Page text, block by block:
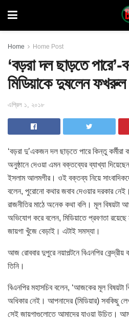
Home Home Post
‘বড়রা দল ছাড়তে পারে’-
মিডিয়াকে দুষলেন ফখরুল
এপ্রিল ১, ২০১৮
‘বড়রা দু’একজন দল ছাড়তে পারে কিন্তু কর্মীরা
অনুষ্ঠানে দেওয়া এমন বক্তব্যের ব্যাখ্যা
ইসলাম আলমগীর। ওই বক্তব্য নিয়ে
বলেন, পুরোনো কথার জবাব দেওয়ার দরকার নেই।
রাজনীতির মাঠে অনেক কথা বলি। মূল বিষয়টা
অভিযোগ করে বলেন, মিডিয়াতে প্রবণতা
জায়গা খুঁজে বেড়াই। এটাই সমস্যা।
আজ রোববার দুপুরে নয়াপল্টনে বিএনপির কেন্দ্রীয়
তিনি।
বিএনপির মহাসচিব বলেন, ‘আজকের মূল
অধিকার নেই। আপনাদের (মিডিয়ার) সবকিছু
সেই জায়গাগুলোতে আমাদের যাওয়া উচিত।